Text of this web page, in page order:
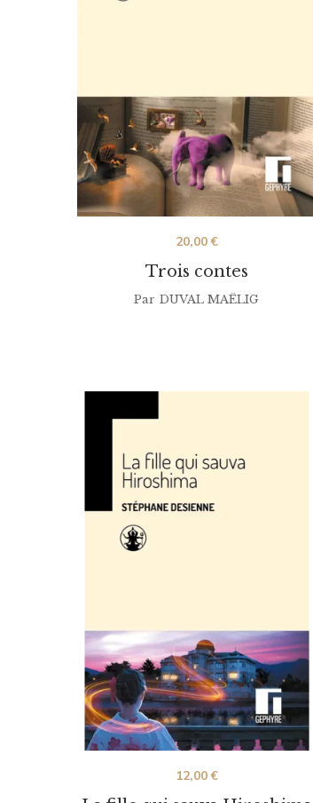
Trois contes
20,00€
Par DUVAL MAËLIG
12,00€